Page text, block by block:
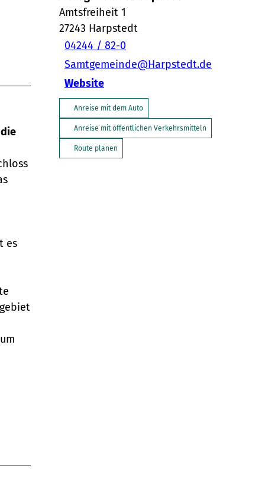
es
Amtsfreiheit 1
27243 Harpstedt
04244 / 82-0
Samtgemeinde@Harpstedt.de
Website
Anreise mit dem Auto
Anreise mit öffentlichen Verkehrsmitteln
Route planen